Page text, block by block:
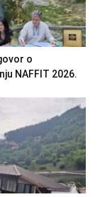
o
NAFFIT 2026.